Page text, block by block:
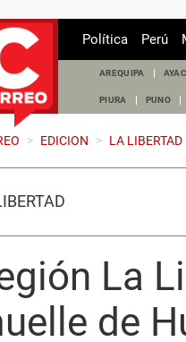
Política Perú
AREQUIPA
PIURA PUNO
> EDICION > LA LIBERTAD
La
de